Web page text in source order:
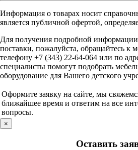
Информация о товарах носит
является публичной офертой,
Для получения подробной
поставки, пожалуйста, обращайтесь к
телефону +7 (343) 22-64-064 или по
специалисты помогут подобрать
оборудование для Вашего детского
Оформите заявку на сайте, мы
ближайшее время и ответим на все
вопросы.
×
Оставить